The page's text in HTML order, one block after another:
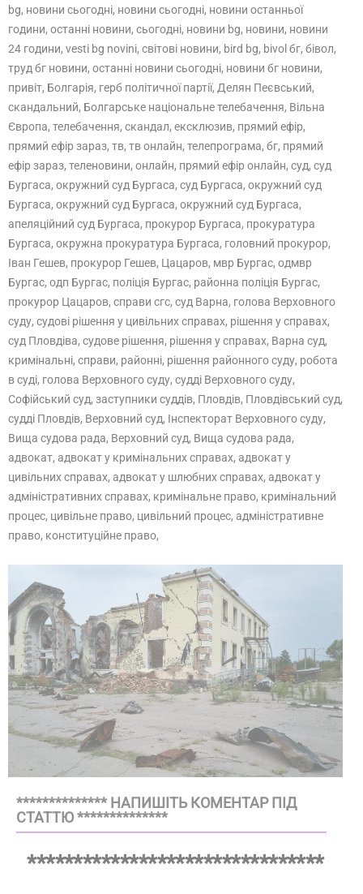
bg, новини сьогодні, новини сьогодні, новини останньої
години, останні новини, сьогодні, новини bg, новини, новини
24 години, vesti bg novini, світові новини, bird bg, bivol бг, бівол,
труд бг новини, останні новини сьогодні, новини бг новини,
привіт, Болгарія, герб політичної партії, Делян Пеєвський,
скандальний, Болгарське національне телебачення, Вільна
Європа, телебачення, скандал, ексклюзив, прямий ефір,
прямий ефір зараз, тв, тв онлайн, телепрограма, бг, прямий
ефір зараз, теленовини, онлайн, прямий ефір онлайн, суд, суд
Бургаса, окружний суд Бургаса, суд Бургаса, окружний суд
Бургаса, окружний суд Бургаса, окружний суд Бургаса,
апеляційний суд Бургаса, прокурор Бургаса, прокуратура
Бургаса, окружна прокуратура Бургаса, головний прокурор,
Іван Гешев, прокурор Гешев, Цацаров, мвр Бургас, одмвр
Бургас, одп Бургас, поліція Бургас, районна поліція Бургас,
прокурор Цацаров, справи сгс, суд Варна, голова Верховного
суду, судові рішення у цивільних справах, рішення у справах,
суд Пловдіва, судове рішення, рішення у справах, Варна суд,
кримінальні, справи, районні, рішення районного суду, робота
в суді, голова Верховного суду, судді Верховного суду,
Софійський суд, заступники суддів, Пловдів, Пловдівський суд,
судді Пловдів, Верховний суд, Інспекторат Верховного суду,
Вища судова рада, Верховний суд, Вища судова рада,
адвокат, адвокат у кримінальних справах, адвокат у
цивільних справах, адвокат у шлюбних справах, адвокат у
адміністративних справах, кримінальне право, кримінальний
процес, цивільне право, цивільний процес, адміністративне
право, конституційне право,
************** НАПИШІТЬ КОМЕНТАР ПІД
СТАТТЮ **************
********************************